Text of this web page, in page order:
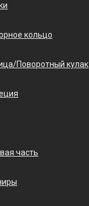
кольцо
Поворотный кулак
часть